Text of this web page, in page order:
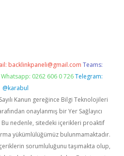
backlinkpaneli@gmail.com Teams:
Whatsapp: 0262 606 0 726 Telegram:
@karabul
Kanun gereğince Bilgi Teknolojileri
onaylanmış bir Yer Sağlayıcı
nedenle, sitedeki içerikleri proaktif
yükümlülüğümüz bulunmamaktadır.
sorumluluğunu taşımakta olup,